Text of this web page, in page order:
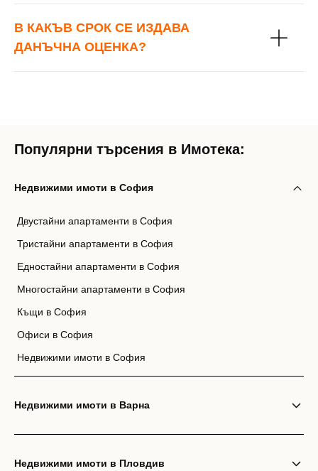
В КАКЪВ СРОК СЕ ИЗДАВА
ДАНЪЧНА ОЦЕНКА?
Популярни търсения в Имотека:
Недвижими имоти в София
Двустайни апартаменти в София
Тристайни апартаменти в София
Едностайни апартаменти в София
Многостайни апартаменти в София
Къщи в София
Офиси в София
Недвижими имоти в София
Недвижими имоти в Варна
Недвижими имоти в Пловдив